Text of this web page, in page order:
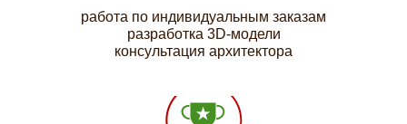
работа по индивидуальным заказам
разработка 3D-модели
консультация архитектора